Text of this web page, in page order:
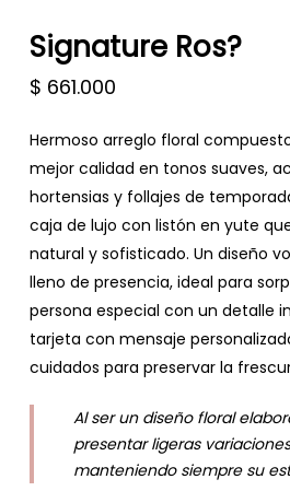
Signature Ros?
$ 661.000
Hermoso arreglo floral
mejor calidad en tonos suaves,
hortensias y follajes de
caja de lujo con listón en yute
natural y sofisticado. Un diseño
lleno de presencia, ideal
persona especial con un detalle
tarjeta con mensaje
cuidados para preservar la
Al ser un diseño floral
presentar ligeras
manteniendo siempre su